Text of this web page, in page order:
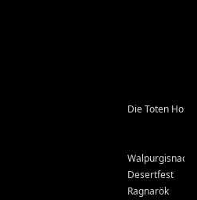
Die Toten
Walpurgisnacht
Desertfest
Ragnarök